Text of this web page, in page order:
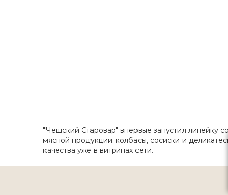
"Чешский Старовар" впервые запустил линейку
мясной продукции: колбасы, сосиски и
качества уже в витринах сети.